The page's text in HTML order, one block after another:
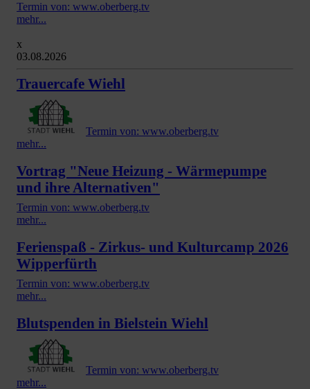
Termin von: www.oberberg.tv
mehr...
x
03.08.2026
Trauercafe Wiehl
Termin von: www.oberberg.tv
mehr...
Vortrag "Neue Heizung - Wärmepumpe
und ihre Alternativen"
Termin von: www.oberberg.tv
mehr...
Ferienspaß - Zirkus- und Kulturcamp 2026
Wipperfürth
Termin von: www.oberberg.tv
mehr...
Blutspenden in Bielstein Wiehl
Termin von: www.oberberg.tv
mehr...